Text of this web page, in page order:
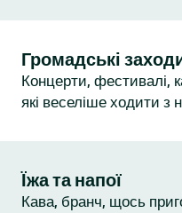
Громадські
Концерти, фестивалі,
які веселіше ходити
Їжа та напої
Кава, бранч, щось